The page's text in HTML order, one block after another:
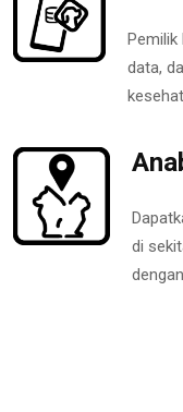
Pemilik
data,
di